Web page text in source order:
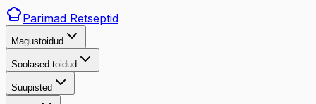
Parimad Retseptid
Magustoidud
Soolased toidud
Suupisted